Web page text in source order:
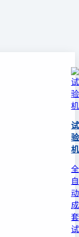
试
验
机
全
自
动
成
套
试